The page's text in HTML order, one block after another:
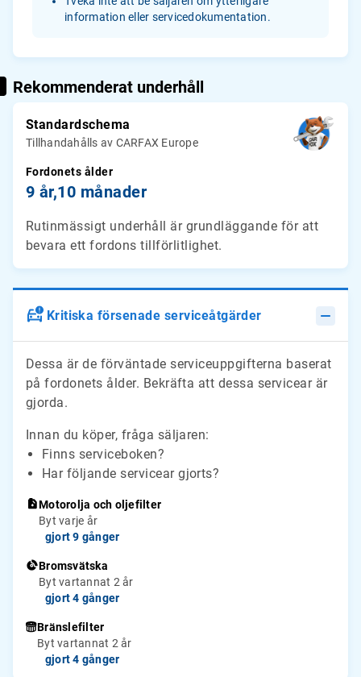
information eller servicedokumentation.
Rekommenderat underhåll
Standardschema
Tillhandahålls av CARFAX Europe
Fordonets ålder
9 år,10 månader
Rutinmässigt underhåll är grundläggande för att
bevara ett fordons tillförlitlighet.
Kritiska försenade serviceåtgärder
Dessa är de förväntade serviceuppgifterna baserat
på fordonets ålder. Bekräfta att dessa servicear är
gjorda.
Innan du köper, fråga säljaren:
Finns serviceboken?
Har följande servicear gjorts?
Motorolja och oljefilter
Byt varje år
gjort 9 gånger
Bromsvätska
Byt vartannat 2 år
gjort 4 gånger
Bränslefilter
Byt vartannat 2 år
gjort 4 gånger